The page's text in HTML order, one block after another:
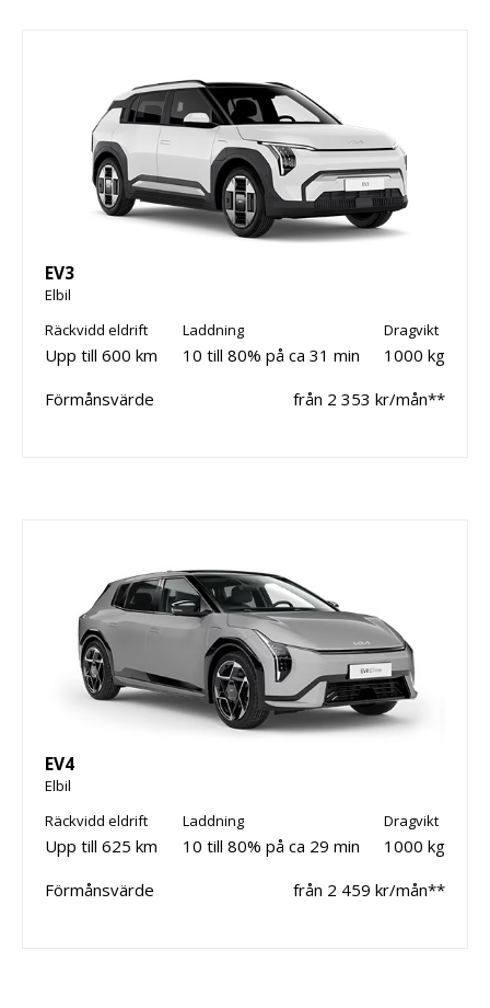
EV3
Elbil
Räckvidd eldrift
Upp till 600 km
Laddning
10 till 80% på ca 31 min
Dragvikt
1000 kg
Förmånsvärde
från 2 353 kr/mån**
EV4
Elbil
Räckvidd eldrift
Upp till 625 km
Laddning
10 till 80% på ca 29 min
Dragvikt
1000 kg
Förmånsvärde
från 2 459 kr/mån**